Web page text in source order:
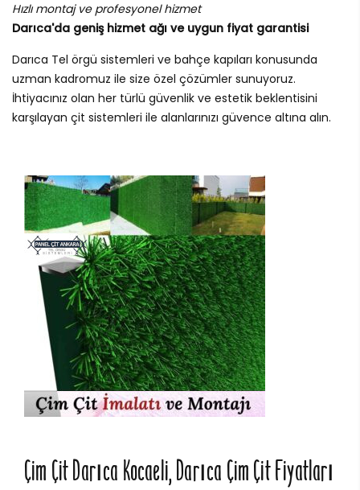
Hızlı montaj ve profesyonel hizmet
Darıca'da geniş hizmet ağı ve uygun fiyat garantisi
Darıca Tel örgü sistemleri ve bahçe kapıları konusunda
uzman kadromuz ile size özel çözümler sunuyoruz.
İhtiyacınız olan her türlü güvenlik ve estetik beklentisini
karşılayan çit sistemleri ile alanlarınızı güvence altına alın.
Çim Çit Darıca Kocaeli, Darıca Çim Çit Fiyatları